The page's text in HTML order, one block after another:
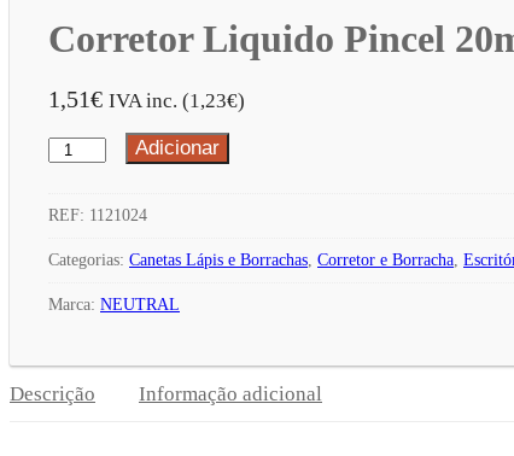
Corretor Liquido Pincel
1,51€ IVA inc. (1,23€)
Quantidade
Corretor
Liquido
20ml
2un
Adicionar
REF: 1121024
Categorias: Canetas Lápis e Borrachas, Corretor e Borracha,
Marca: NEUTRAL
Descrição Informação adicional